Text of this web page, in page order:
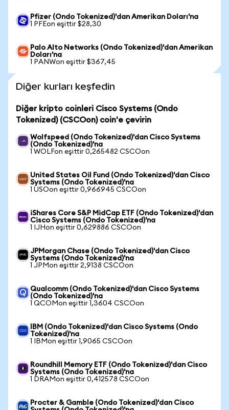
Pfizer (Ondo Tokenized)'dan Amerikan Doları'na
1 PFEon eşittir $28,30
Palo Alto Networks (Ondo Tokenized)'dan Amerikan
Doları'na
1 PANWon eşittir $367,45
Diğer kurları keşfedin
Diğer kripto coinleri Cisco Systems (Ondo
Tokenized) (CSCOon) coin'e çevirin
Wolfspeed (Ondo Tokenized)'dan Cisco Systems
(Ondo Tokenized)'na
1 WOLFon eşittir 0,265482 CSCOon
United States Oil Fund (Ondo Tokenized)'dan Cisco
Systems (Ondo Tokenized)'na
1 USOon eşittir 0,966945 CSCOon
iShares Core S&P MidCap ETF (Ondo Tokenized)'dan
Cisco Systems (Ondo Tokenized)'na
1 IJHon eşittir 0,629886 CSCOon
JPMorgan Chase (Ondo Tokenized)'dan Cisco
Systems (Ondo Tokenized)'na
1 JPMon eşittir 2,9138 CSCOon
Qualcomm (Ondo Tokenized)'dan Cisco Systems
(Ondo Tokenized)'na
1 QCOMon eşittir 1,3604 CSCOon
IBM (Ondo Tokenized)'dan Cisco Systems (Ondo
Tokenized)'na
1 IBMon eşittir 1,9065 CSCOon
Roundhill Memory ETF (Ondo Tokenized)'dan Cisco
Systems (Ondo Tokenized)'na
1 DRAMon eşittir 0,412578 CSCOon
Procter & Gamble (Ondo Tokenized)'dan Cisco